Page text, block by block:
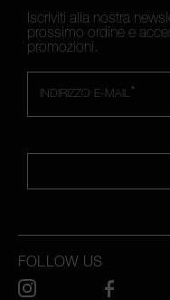
Iscriviti alla nostra
prossimo ordine e
promozioni.
*
INDIRIZZO E-MAIL
FOLLOW US